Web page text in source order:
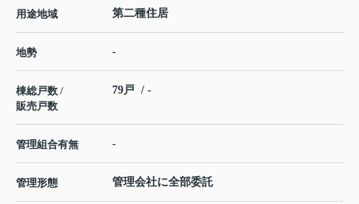
用途地域 第二種住居
地勢 -
棟総戸数 /
販売戸数
79戸 / -
管理組合有無 -
管理形態 管理会社に全部委託